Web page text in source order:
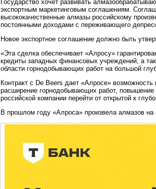
Государство хочет развивать
экспортным маркетинговым соглашениям.
высококачественные алмазы российскому
постоянными доходами с переживающего
Новое экспортное соглашение должно быть
«Эта сделка обеспечивает «Алросу»
кредиты западных финансовых учреждений, а
области горнодобывающих работ на большой
Контракт с De Beers дает «Алросе»
расширение горнодобывающих работ,
российской компании перейти от открытой к
В прошлом году «Алроса» произвела алмазов